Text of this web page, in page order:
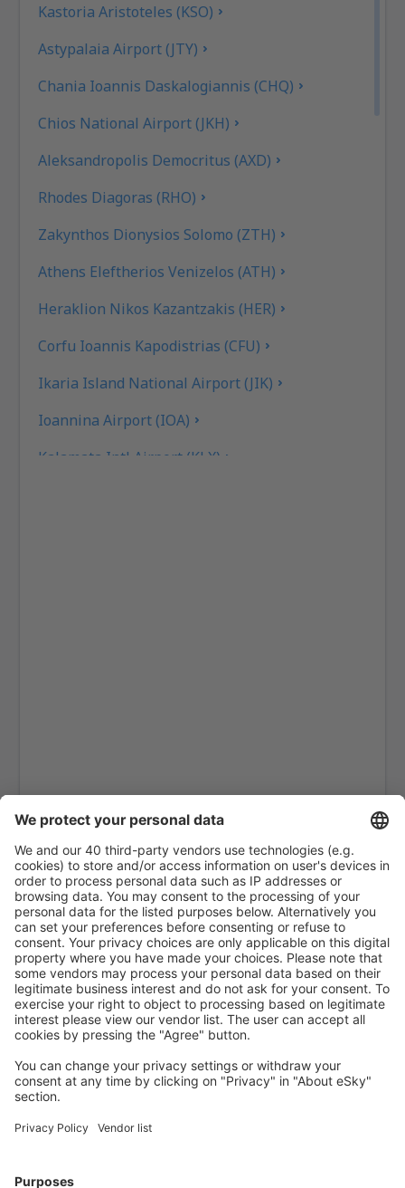
Kastoria Aristoteles (KSO)
Astypalaia Airport (JTY)
Chania Ioannis Daskalogiannis (CHQ)
Chios National Airport (JKH)
Aleksandropolis Democritus (AXD)
Rhodes Diagoras (RHO)
Zakynthos Dionysios Solomo (ZTH)
Athens Eleftherios Venizelos (ATH)
Heraklion Nikos Kazantzakis (HER)
Corfu Ioannis Kapodistrias (CFU)
Ikaria Island National Airport (JIK)
Ioannina Airport (IOA)
Kalamata Intl Airport (KLX)
Kozani Airport (KZI)
Lemnos Airport (LXS)
Leros Island Airport (LRS)
Thessaloniki Makedonia (SKG)
Milos National Airport (MLO)
Mykonos Airport (JMK)
Mitylena Intl Airport (MJT)
Volos Nea Anchialos (VOL)
Paros Airport (PAS)